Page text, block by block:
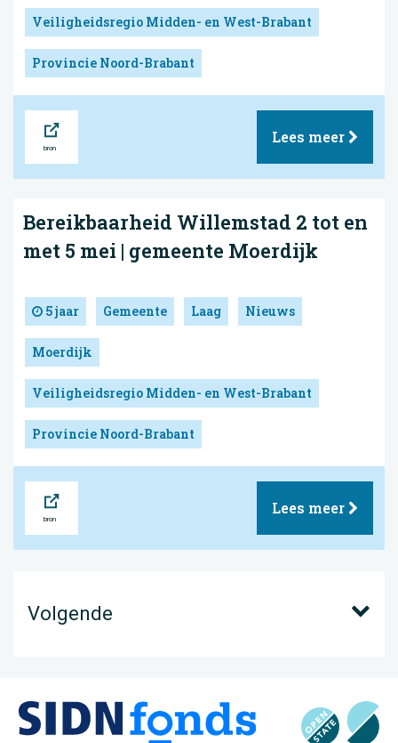
Veiligheidsregio Midden- en West-Brabant
Provincie Noord-Brabant
Lees meer
Bereikbaarheid Willemstad 2 tot en
met 5 mei | gemeente Moerdijk
5 jaar Gemeente Laag Nieuws
Moerdijk
Veiligheidsregio Midden- en West-Brabant
Provincie Noord-Brabant
Lees meer
Volgende